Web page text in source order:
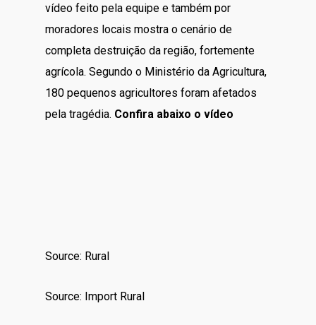
vídeo feito pela equipe e também por
moradores locais mostra o cenário de
completa destruição da região, fortemente
agrícola. Segundo o Ministério da Agricultura,
180 pequenos agricultores foram afetados
pela tragédia. Confira abaixo o vídeo
Source: Rural
Source: Import Rural